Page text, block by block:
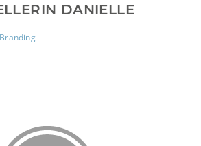
DANIELLE